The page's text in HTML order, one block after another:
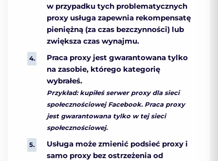
w przypadku tych problematycznych
proxy usługa zapewnia rekompensatę
pieniężną (za czas bezczynności) lub
zwiększa czas wynajmu.
Praca proxy jest gwarantowana tylko
na zasobie, którego kategorię
wybrałeś.
Przykład: kupiłeś serwer proxy dla sieci
społecznościowej Facebook. Praca proxy
jest gwarantowana tylko w tej sieci
społecznościowej.
Usługa może zmienić podsieć proxy i
samo proxy bez ostrzeżenia od